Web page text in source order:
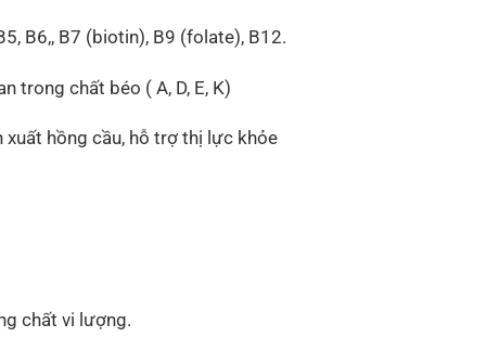
B6,, B7 (biotin), B9 (folate), B12.
trong chất béo ( A, D, E, K)
hồng cầu, hỗ trợ thị lực khỏe
chất vi lượng.